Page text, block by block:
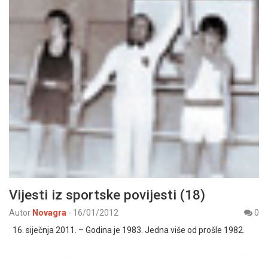
Vijesti iz sportske povijesti (18)
Autor Novagra - 16/01/2012
0
16. siječnja 2011. – Godina je 1983. Jedna više od prošle 1982.